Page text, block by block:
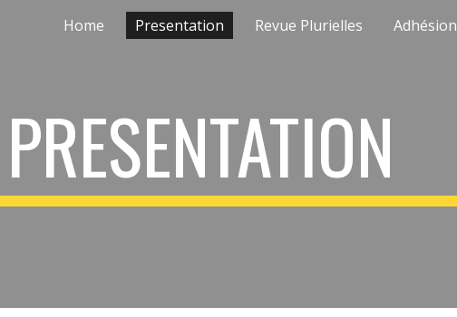
to main content Skip to navigation
Home Presentation Revue Plurielles Adhésion
PRESENTATION